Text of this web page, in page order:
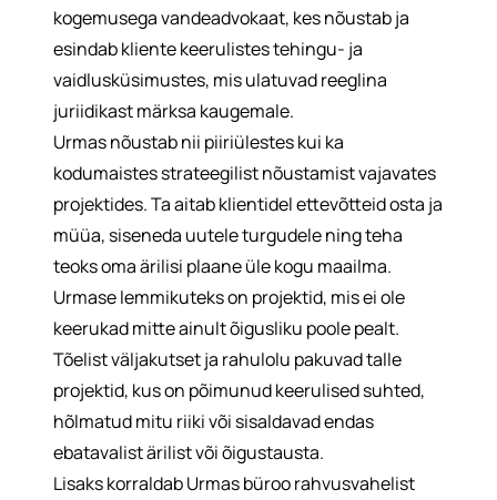
kogemusega vandeadvokaat, kes nõustab ja
esindab kliente keerulistes tehingu- ja
vaidlusküsimustes, mis ulatuvad reeglina
juriidikast märksa kaugemale.
Urmas nõustab nii piiriülestes kui ka
kodumaistes strateegilist nõustamist vajavates
projektides. Ta aitab klientidel ettevõtteid osta ja
müüa, siseneda uutele turgudele ning teha
teoks oma ärilisi plaane üle kogu maailma.
Urmase lemmikuteks on projektid, mis ei ole
keerukad mitte ainult õigusliku poole pealt.
Tõelist väljakutset ja rahulolu pakuvad talle
projektid, kus on põimunud keerulised suhted,
hõlmatud mitu riiki või sisaldavad endas
ebatavalist ärilist või õigustausta.
Lisaks korraldab Urmas büroo rahvusvahelist